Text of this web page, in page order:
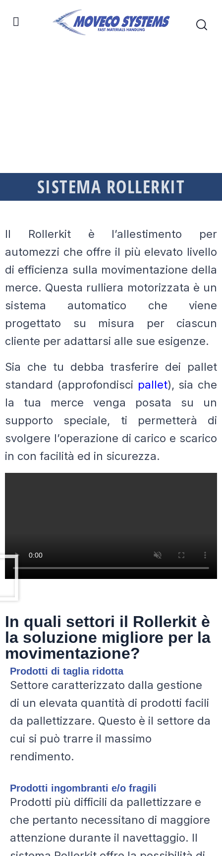
SISTEMA ROLLERKIT
Il Rollerkit è l’allestimento per
automezzi che offre il più elevato livello
di efficienza sulla movimentazione della
merce. Questa rulliera motorizzata è un
sistema automatico che viene
progettato su misura per ciascun
cliente per adattarsi alle sue esigenze.
Sia che tu debba trasferire dei pallet
standard (approfondisci pallet), sia che
la tua merce venga posata su un
supporto speciale, ti permetterà di
svolgere l’operazione di carico e scarico
in con facilità ed in sicurezza.
In quali settori il Rollerkit è
la soluzione migliore per la
movimentazione?
Prodotti di taglia ridotta
Settore caratterizzato dalla gestione
di un elevata quantità di prodotti facili
da pallettizzare. Questo è il settore da
cui si può trarre il massimo
rendimento.
Prodotti ingombranti e/o fragili
Prodotti più difficili da pallettizzare e
che pertanto necessitano di maggiore
attenzione durante il navettaggio. Il